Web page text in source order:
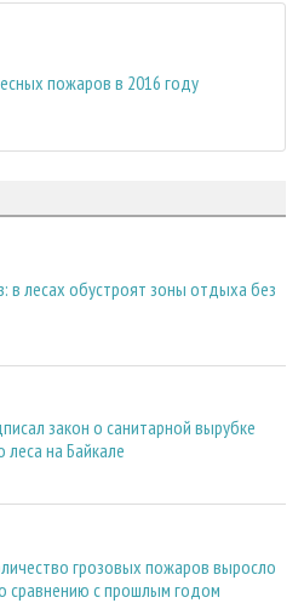
пожаров в 2016 году
в лесах обустроят зоны отдыха без
закон о санитарной вырубке
леса на Байкале
грозовых пожаров выросло
сравнению с прошлым годом